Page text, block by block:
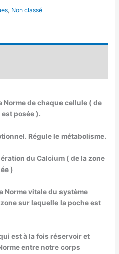
Non classé
Norme de chaque cellule ( de
posée ).
Régule le métabolisme.
du Calcium ( de la zone
)
Norme vitale du système
sur laquelle la poche est
est à la fois réservoir et
entre notre corps